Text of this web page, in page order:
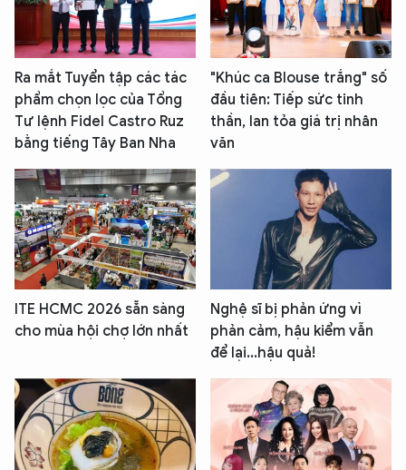
Ra mắt Tuyển tập các tác
phẩm chọn lọc của Tổng
Tư lệnh Fidel Castro Ruz
bằng tiếng Tây Ban Nha
"Khúc ca Blouse trắng" số
đầu tiên: Tiếp sức tinh
thần, lan tỏa giá trị nhân
văn
ITE HCMC 2026 sẵn sàng
cho mùa hội chợ lớn nhất
Nghệ sĩ bị phản ứng vì
phản cảm, hậu kiểm vẫn
để lại...hậu quả!